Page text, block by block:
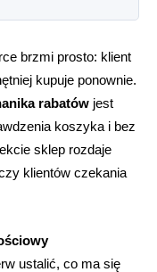
brzmi prosto: klient
kupuje ponownie.
rabatów jest
koszyka i bez
sklep rozdaje
klientów czekania
ustalić, co ma się